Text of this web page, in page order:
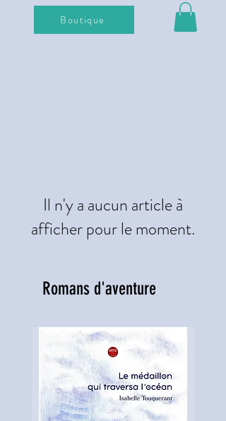
Boutique
Il n'y a aucun article à
afficher pour le moment.
Romans d'aventure